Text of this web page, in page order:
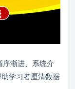
序渐进、系统介
学习者厘清数据